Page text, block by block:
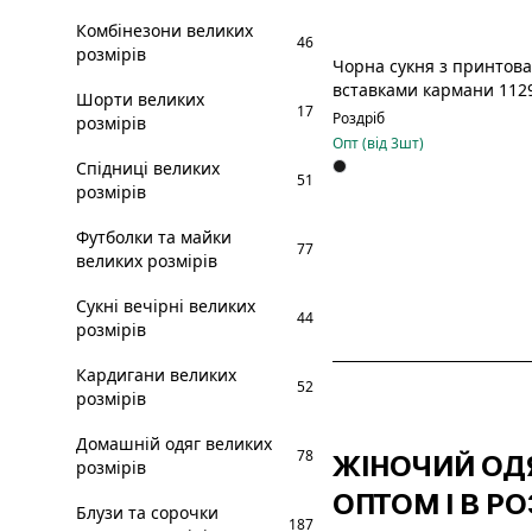
Комбінезони великих
розмірів
46
Шорти великих
розмірів
17
Спідниці великих
розмірів
51
Футболки та майки
великих розмірів
77
Сукні вечірні великих
розмірів
44
Кардигани великих
розмірів
52
Домашній одяг великих
розмірів
78
Блузи та сорочки
187
Чорна сукня з
вставками кармани
Роздріб
Опт (від3шт)
ЖІНОЧИЙ
ОПТОМ І В